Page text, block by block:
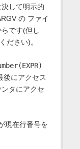
して明示的
の ファイ
です(但し
ださい)。
後にアクセス
タにアクセ
現在行番号を